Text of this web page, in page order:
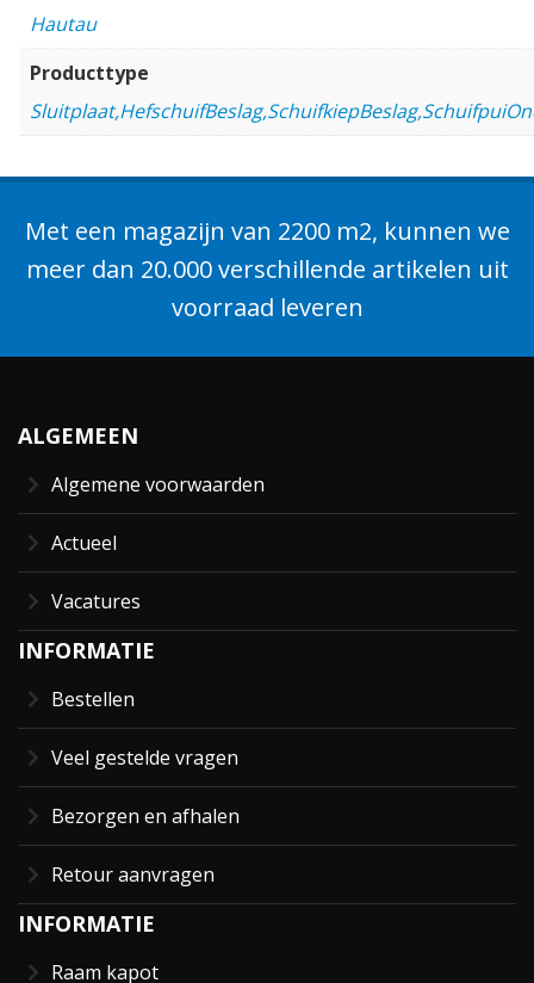
Hautau
Producttype
Met een magazijn van 2200 m2, kunnen we
meer dan 20.000 verschillende artikelen uit
voorraad leveren
ALGEMEEN
Algemene voorwaarden
Actueel
Vacatures
INFORMATIE
Bestellen
Veel gestelde vragen
Bezorgen en afhalen
Retour aanvragen
INFORMATIE
Raam kapot